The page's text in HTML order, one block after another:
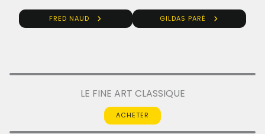
FRED NAUD GILDAS PARÉ
LE FINE ART CLASSIQUE
ACHETER